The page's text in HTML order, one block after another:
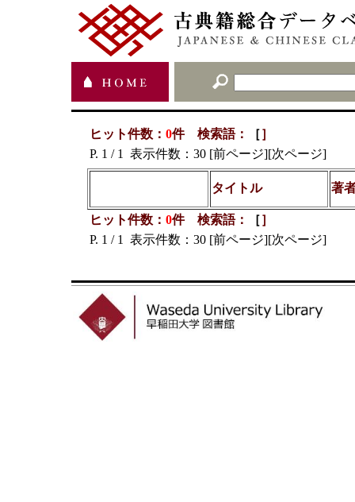
ヒット件数： 0件 検索語： ［］
P. 1 / 1 表示件数：30 [前ページ][次ページ]
タイトル 著
ヒット件数： 0件 検索語： ［］
P. 1 / 1 表示件数：30 [前ページ][次ページ]